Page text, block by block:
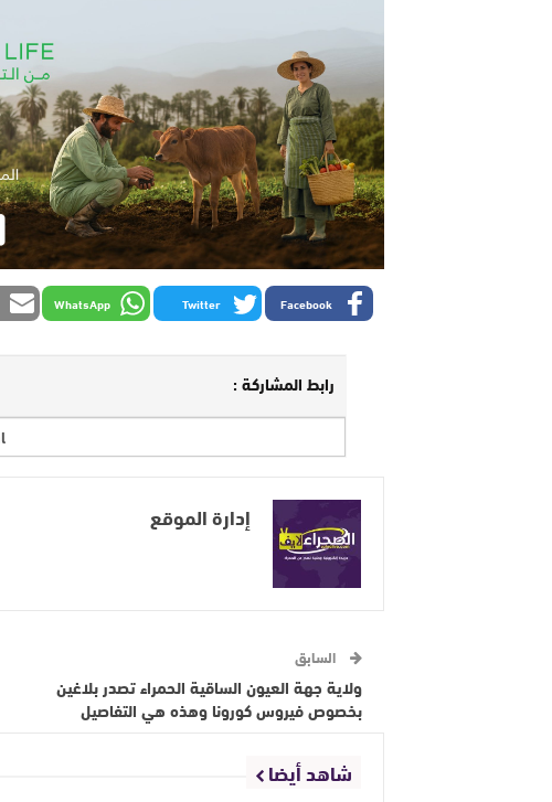
Facebook
Twitter
WhatsApp
رابط المشاركة :
إدارة الموقع
السابق
ولاية جهة العيون الساقية الحمراء تصدر بلاغين
بخصوص فيروس كورونا وهذه هي التفاصيل
شاهد أيضا